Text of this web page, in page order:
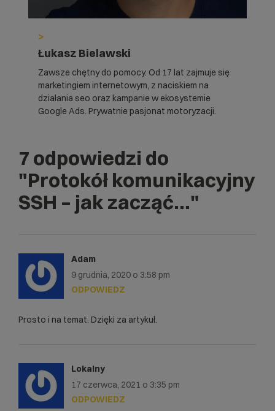
>
Łukasz Bielawski
Zawsze chętny do pomocy. Od 17 lat zajmuje się
marketingiem internetowym, z naciskiem na
działania seo oraz kampanie w ekosystemie
Google Ads. Prywatnie pasjonat motoryzacji.
7 odpowiedzi do
"Protokół komunikacyjny
SSH – jak zacząć…"
Adam
9 grudnia, 2020 o 3:58 pm
Prosto i na temat. Dzięki za artykuł.
ODPOWIEDZ
Lokalny
17 czerwca, 2021 o 3:35 pm
ODPOWIEDZ